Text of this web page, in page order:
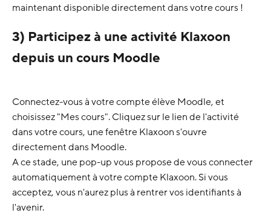
maintenant disponible directement dans votre cours !
3) Participez à une activité Klaxoon
depuis un cours Moodle
Connectez-vous à votre compte élève Moodle, et
choisissez "Mes cours". Cliquez sur le lien de l'activité
dans votre cours, une fenêtre Klaxoon s'ouvre
directement dans Moodle.
A ce stade, une pop-up vous propose de vous connecter
automatiquement à votre compte Klaxoon. Si vous
acceptez, vous n'aurez plus à rentrer vos identifiants à
l'avenir.